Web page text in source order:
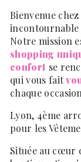
Bienvenue
Notre mission
shopping
confort se
qui vous fait
chaque
Lyon, 4ème
pour les
Située au cœur